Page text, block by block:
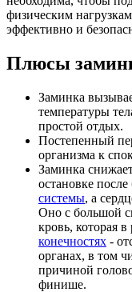
физическим
эффективно и
Плюсы
Заминка
температуры
простой отдых.
Постепенный
организма к
Заминка
остановке после
системы, а
Оно с большой
кровь, которая в
конечностях -
органах, в том
причиной
финише.